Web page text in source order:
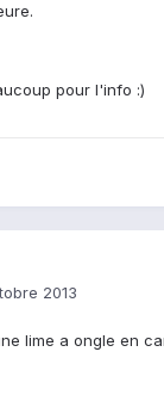
pour l'info :)
2013
lime a ongle en